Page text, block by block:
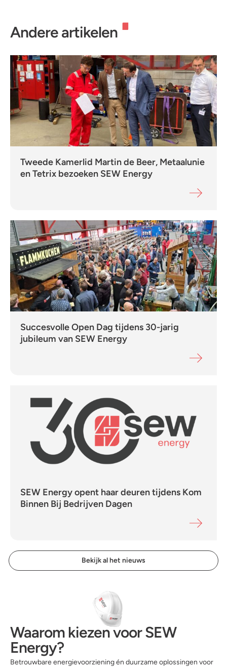
Andere artikelen
Bekijk al het nieuws
Tweede Kamerlid Martin de Beer, Metaalunie
en Tetrix bezoeken SEW Energy
Succesvolle Open Dag tijdens 30-jarig
jubileum van SEW Energy
SEW Energy opent haar deuren tijdens Kom
Binnen Bij Bedrijven Dagen
Waarom kiezen voor SEW
Energy?
Betrouwbare energievoorziening én duurzame oplossingen voor